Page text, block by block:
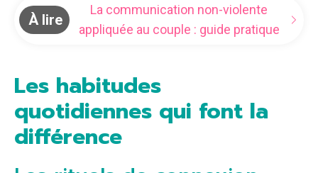
À lire
La communication non-violente
appliquée au couple : guide pratique
Les habitudes
quotidiennes qui font la
différence